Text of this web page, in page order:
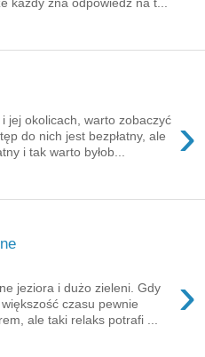
›
jej okolicach, warto zobaczyć
do nich jest bezpłatny, ale
i tak warto byłob...
›
jeziora i dużo zieleni. Gdy
czasu pewnie
ale taki relaks potrafi ...